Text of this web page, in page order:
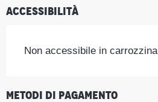
Accessibilità
Non accessibile in carrozzina
Metodi di pagamento